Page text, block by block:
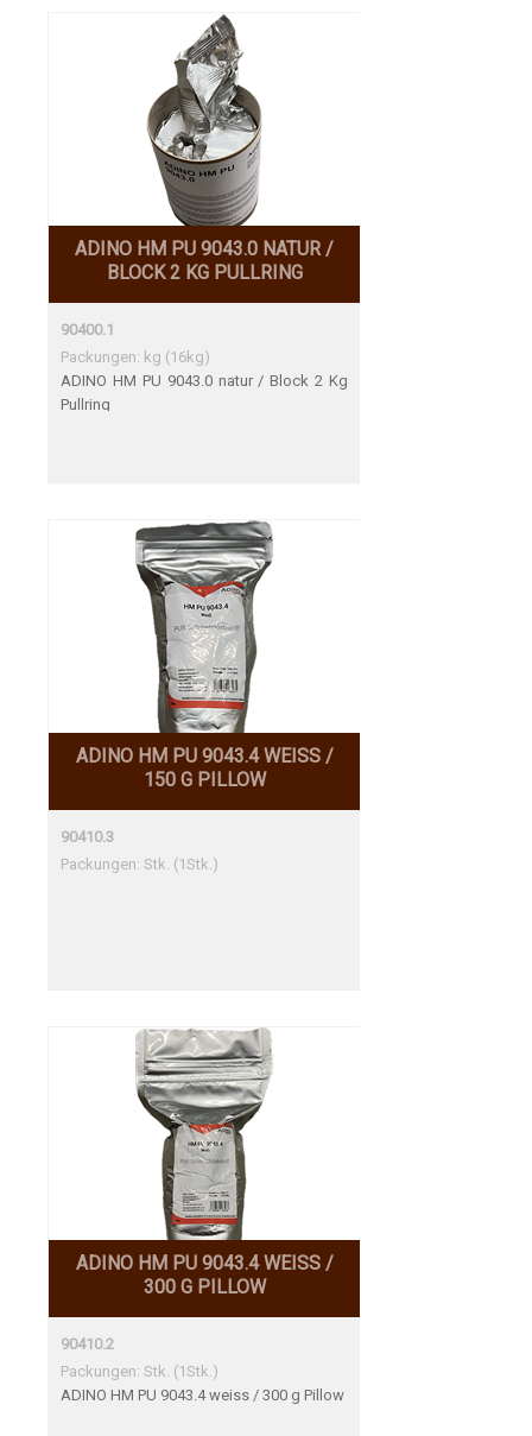
ADINO HM PU 9043.0 NATUR /
BLOCK 2 KG PULLRING
90400.1
Packungen: kg (16kg)
ADINO HM PU 9043.0 natur / Block 2 Kg
Pullring
ADINO HM PU 9043.4 WEISS /
150 G PILLOW
90410.3
Packungen: Stk. (1Stk.)
ADINO HM PU 9043.4 WEISS /
300 G PILLOW
90410.2
Packungen: Stk. (1Stk.)
ADINO HM PU 9043.4 weiss / 300 g Pillow